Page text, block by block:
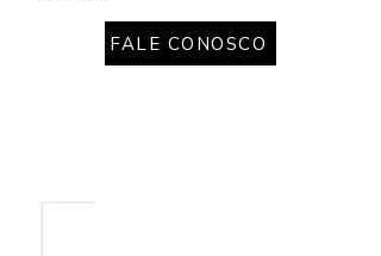
FALE CONOSCO